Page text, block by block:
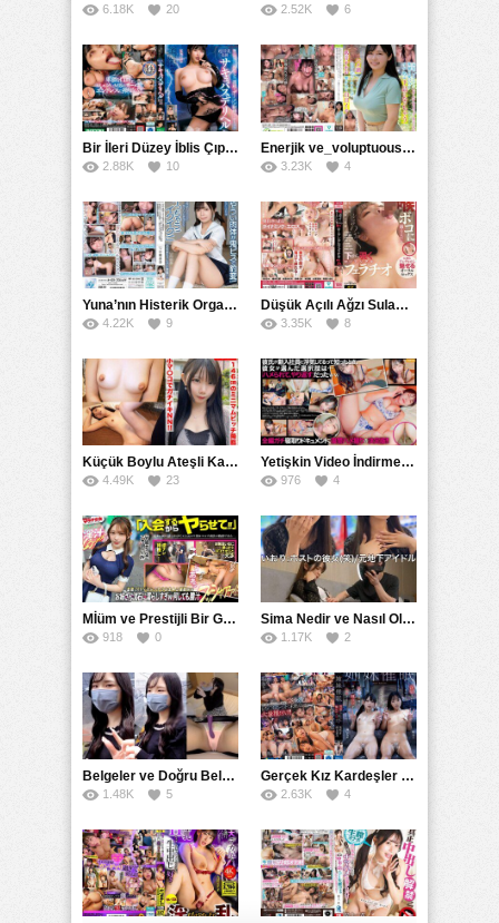
6.18K 20 2.52K 6
Bir İleri Düzey İblis Çıplak Teslimat Görevlisi, İnce Bedeni ve Şeytani Becerileriyle Sizi Sürekli BoşaltacakMDBK
2.88K 10
Enerjik ve_voluptuous Üniversite Kızının H Kupa Büyüklüğündeki Göğüsleri ve Çılgın Orgazmı
3.23K 4
Yuna’nın Histerik Orgazmı: Genç Kızın Savage Hareketlerle Ulaştığı Şiddetli Coşkuları
4.22K 9
Düşük Açılı Ağzı Sulama Teknikleri ve AGMX İlişkisi
3.35K 8
Küçük Boylu Ateşli Karakter: Nandinin Hassas Uçuklu Memeleri ve Sahneleri
4.49K 23
Yetişkin Video İndirme Siteleri Grubu: Şefkatli Patron ve Sekreterin Aşk Hikayesi: Prestijli Bir Son
976 4
Mİüm ve Prestijli Bir Gecenin Sırları: Gizemli Bir Kadın ve Mükemmel Bir Macera
918 0
Sima Nedir ve Nasıl Oluşur
1.17K 2
Belgeler ve Doğru Belgelendirmede DOCS’in Önemi
1.48K 5
Gerçek Kız Kardeşler hipnoz ve zihin kontrolü altında liebe阴茎 için yalvaran kızlar: Mısakı Nemıne Mına Hınano
2.63K 4